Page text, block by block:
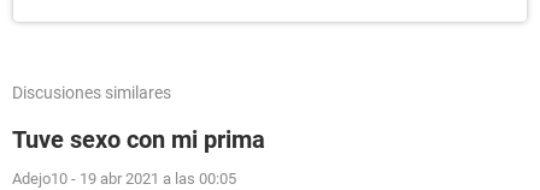
Discusiones similares
Tuve sexo con mi prima
Adejo10 - 19 abr 2021 a las 00:05